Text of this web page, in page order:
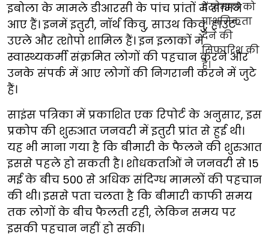
इबोला के मामले डीआरसी के पांच प्रांतों में सामने
आए हैं। इनमें इतुरी, नॉर्थ किवु, साउथ किवु, हाउट-
उएले और त्शोपो शामिल हैं। इन इलाकों में
स्वास्थ्यकर्मी संक्रमित लोगों की पहचान करने और
उनके संपर्क में आए लोगों की निगरानी करने में जुटे
हैं।
साइंस पत्रिका में प्रकाशित एक रिपोर्ट के अनुसार, इस
प्रकोप की शुरुआत जनवरी में इतुरी प्रांत से हुई थी।
यह भी माना गया है कि बीमारी के फैलने की शुरुआत
इससे पहले हो सकती है। शोधकर्ताओं ने जनवरी से 15
मई के बीच 500 से अधिक संदिग्ध मामलों की पहचान
की थी। इससे पता चलता है कि बीमारी काफी समय
तक लोगों के बीच फैलती रही, लेकिन समय पर
इसकी पहचान नहीं हो सकी।